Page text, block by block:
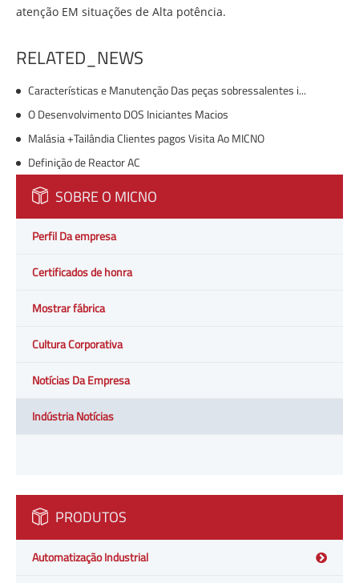
atenção EM situações de Alta potência.
RELATED_NEWS
Características e Manutenção Das peças sobressalentes industriais
O Desenvolvimento DOS Iniciantes Macios
Malásia +Tailândia Clientes pagos Visita Ao MICNO
Definição de Reactor AC
SOBRE O MICNO
Perfil Da empresa
Certificados de honra
Mostrar fábrica
Cultura Corporativa
Notícias Da Empresa
Indústria Notícias
PRODUTOS
Automatização Industrial